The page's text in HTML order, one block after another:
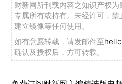
财新网所刊载内容之知识产权
专属所有或持有。未经许可，
建立镜像等任何使用。
如有意愿转载，请发邮件至
确认及授权后，方可转载。